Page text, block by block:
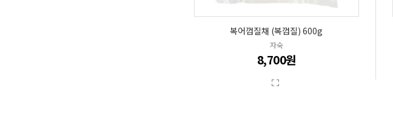
복어껍질채 (복껍질) 600g
자숙
8,700원